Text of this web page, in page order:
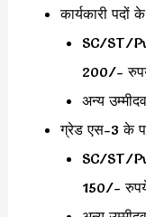
कार्यकारी
SC/ST/
200/-
अन्य
ग्रेड एस-3 के
SC/ST/
150/-